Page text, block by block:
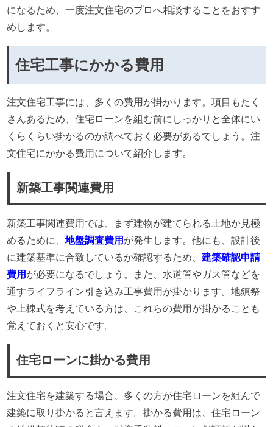
になるため、一度注文住宅のプロへ相談することをおすす
めします。
住宅工事にかかる費用
注文住宅工事には、多くの費用が掛かります。項目もたく
さんあるため、住宅ローンを組む前にしっかりと全体にい
くらくらい掛かるのか調べておく必要があるでしょう。注
文住宅にかかる費用について紹介します。
新築工事関連費用
新築工事関連費用では、まず建物が建てられる土地か見極
めるために、地盤調査費用 が発生します。他にも、設計後
に建築基準に合致しているか確認するため、建築確認申請
費用 が必要になるでしょう。また、水道管やガス管などを
通すライフライン引き込み工事費用が掛かります。地鎮祭
や上棟式を考えている方は、これらの費用が掛かることも
覚えておくと安心です。
住宅ローンに掛かる費用
注文住宅を建築する場合、多くの方が住宅ローンを組んで
建築に取り掛かると言えます。掛かる費用は、住宅ローン